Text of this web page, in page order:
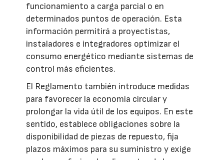
funcionamiento a carga parcial o en
determinados puntos de operación. Esta
información permitirá a proyectistas,
instaladores e integradores optimizar el
consumo energético mediante sistemas de
control más eficientes.
El Reglamento también introduce medidas
para favorecer la economía circular y
prolongar la vida útil de los equipos. En este
sentido, establece obligaciones sobre la
disponibilidad de piezas de repuesto, fija
plazos máximos para su suministro y exige